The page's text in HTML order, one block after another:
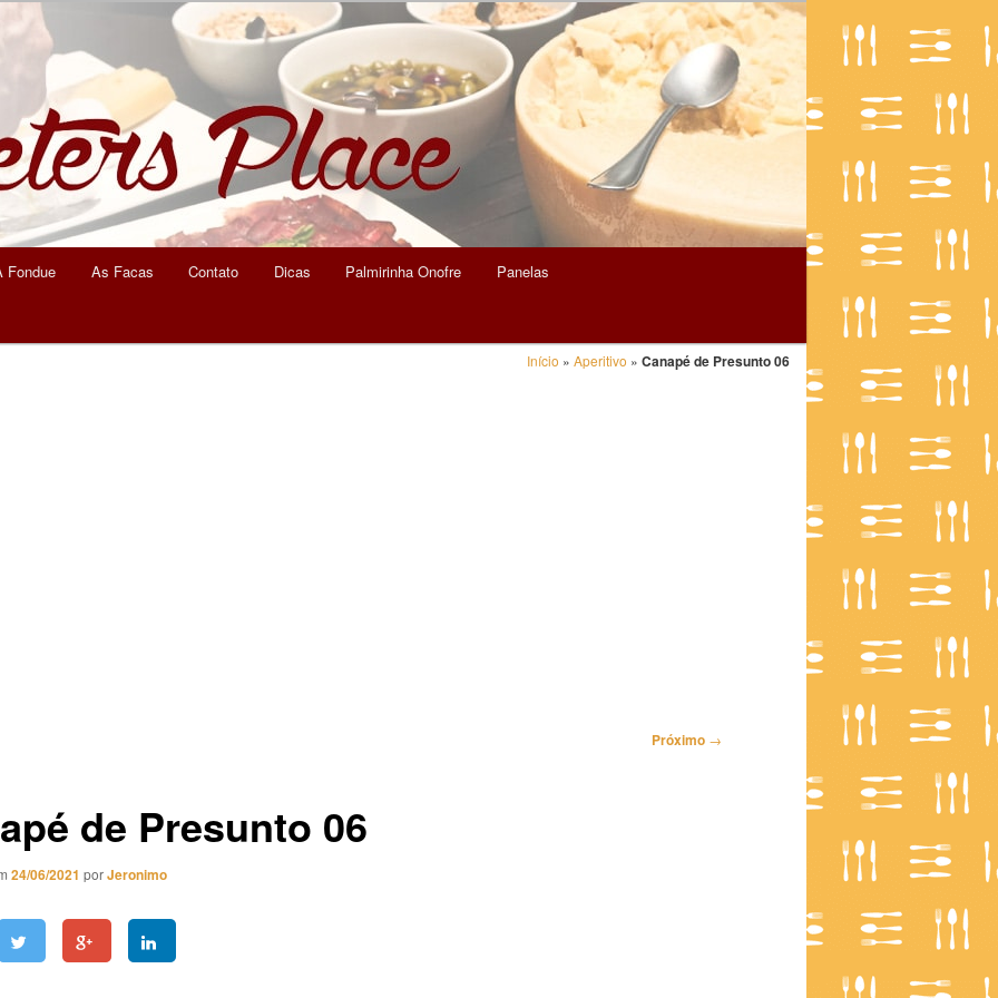
Place
Fondue As Facas Contato Dicas Palmirinha Onofre Panelas
Início » Aperitivo » Canapé de Presunto 06
Próximo →
de Presunto 06
24/06/2021 porJeronimo